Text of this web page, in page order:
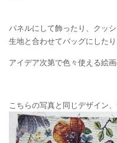
パネルにして飾ったり、クッ
生地と合わせてバッグにしたり
アイデア次第で色々使える絵
こちらの写真と同じデザイン、